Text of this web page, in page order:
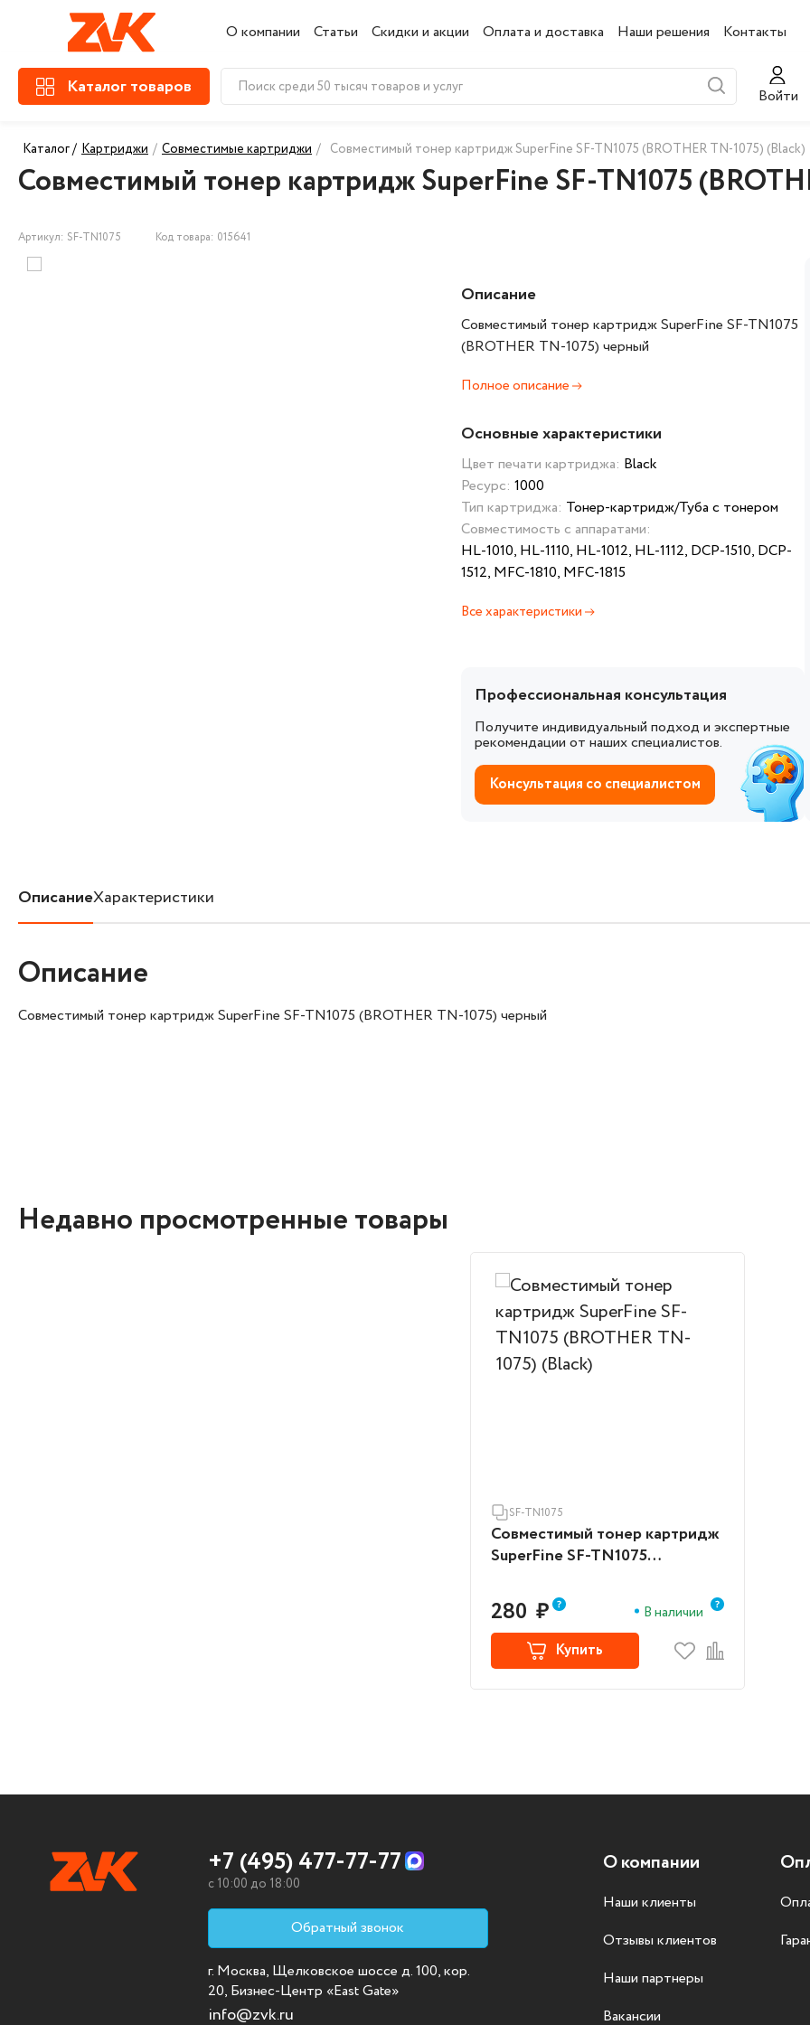
О компании Статьи Скидки и акции Оплата и доставка Наши решения Контакты
Каталог товаров Войти
Каталог / Картриджи / Совместимые картриджи / Совместимый тонер картридж SuperFine SF-TN1075 (BROTHER TN-1075) (Black)
Совместимый тонер картридж SuperFine SF-TN1075
Артикул: SF-TN1075 Код товара: 015641
Описание
Совместимый тонер картридж SuperFine SF-TN1075
(BROTHER TN-1075) черный
Полное описание
Основные характеристики
Цвет печати картриджа: Black
Ресурс: 1000
Тип картриджа: Тонер-картридж/Туба с тонером
Совместимость с аппаратами:
HL-1010, HL-1110, HL-1012, HL-1112, DCP-1510, DCP-
1512, MFC-1810, MFC-1815
Все характеристики
Профессиональная консультация
Получите индивидуальный подход и экспертные
рекомендации от наших специалистов.
Консультация со специалистом
ОписаниеХарактеристики
Описание
Совместимый тонер картридж SuperFine SF-TN1075 (BROTHER TN-1075) черный
Недавно просмотренные товары
SF-TN1075
Совместимый тонер картридж
SuperFine SF-TN1075
280 ₽ В наличии
Купить
+7 (495) 477-77-77
c 10:00 до 18:00
Обратный звонок
г. Москва, Щелковское шоссе д. 100, кор.
20, Бизнес-Центр «East Gate»
info@zvk.ru
О компании
Наши клиенты
Отзывы клиентов
Наши партнеры
Вакансии